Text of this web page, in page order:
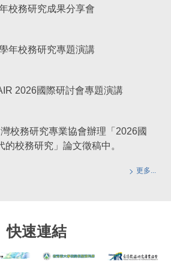
校務研究成果分享會
年校務研究專題演講
2026國際研討會專題演講
灣校務研究專業協會辦理「2026國
的校務研究」論文徵稿中。
更多...
快速連結